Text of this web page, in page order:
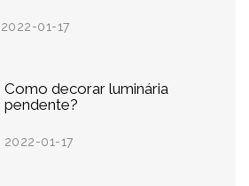
2022-01-17
Como decorar luminária
pendente?
2022-01-17